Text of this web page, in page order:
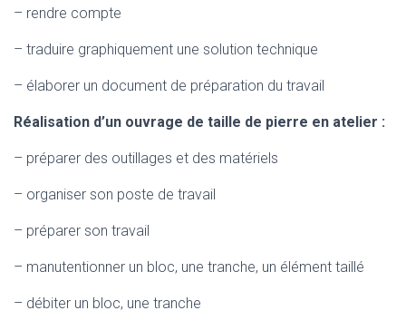
– rendre compte
– traduire graphiquement une solution technique
– élaborer un document de préparation du travail
Réalisation d’un ouvrage de taille de pierre en atelier :
– préparer des outillages et des matériels
– organiser son poste de travail
– préparer son travail
– manutentionner un bloc, une tranche, un élément taillé
– débiter un bloc, une tranche